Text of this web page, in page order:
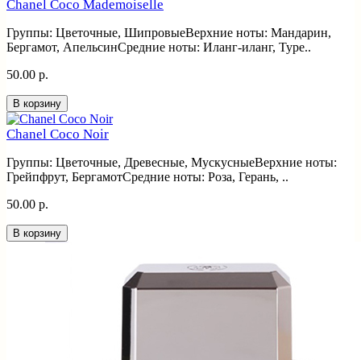
Chanel Coco Mademoiselle
Группы: Цветочные, ШипровыеВерхние ноты: Мандарин,
Бергамот, АпельсинСредние ноты: Иланг-иланг, Туре..
50.00 р.
В корзину
Chanel Coco Noir
Группы: Цветочные, Древесные, МускусныеВерхние ноты:
Грейпфрут, БергамотСредние ноты: Роза, Герань, ..
50.00 р.
В корзину